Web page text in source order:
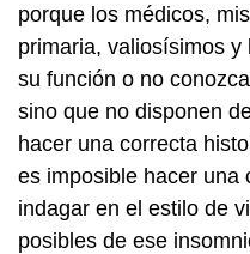
porque los médicos,
primaria, valiosísimos
su función o no
sino que no disponen
hacer una correcta
es imposible hacer una
indagar en el estilo de
posibles de ese